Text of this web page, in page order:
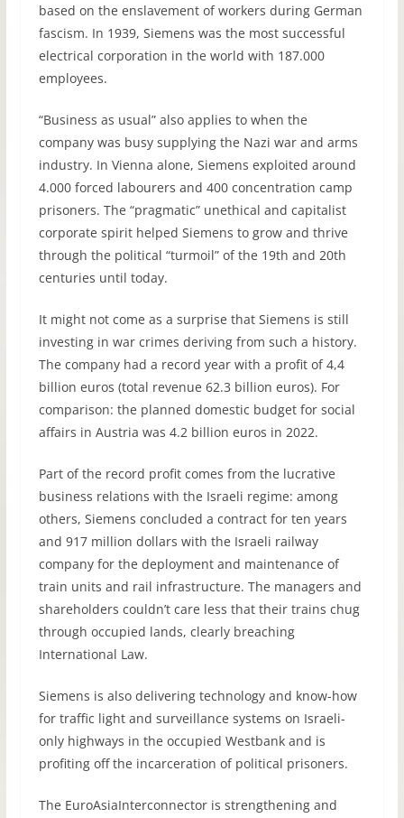
based on the enslavement of workers during German
fascism. In 1939, Siemens was the most successful
electrical corporation in the world with 187.000
employees.
“Business as usual” also applies to when the
company was busy supplying the Nazi war and arms
industry. In Vienna alone, Siemens exploited around
4.000 forced labourers and 400 concentration camp
prisoners. The “pragmatic” unethical and capitalist
corporate spirit helped Siemens to grow and thrive
through the political “turmoil” of the 19th and 20th
centuries until today.
It might not come as a surprise that Siemens is still
investing in war crimes deriving from such a history.
The company had a record year with a profit of 4,4
billion euros (total revenue 62.3 billion euros). For
comparison: the planned domestic budget for social
affairs in Austria was 4.2 billion euros in 2022.
Part of the record profit comes from the lucrative
business relations with the Israeli regime: among
others, Siemens concluded a contract for ten years
and 917 million dollars with the Israeli railway
company for the deployment and maintenance of
train units and rail infrastructure. The managers and
shareholders couldn’t care less that their trains chug
through occupied lands, clearly breaching
International Law.
Siemens is also delivering technology and know-how
for traffic light and surveillance systems on Israeli-
only highways in the occupied Westbank and is
profiting off the incarceration of political prisoners.
The EuroAsiaInterconnector is strengthening and